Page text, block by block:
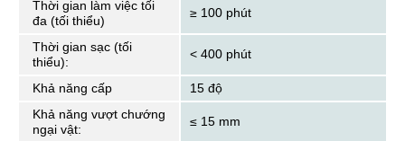
Thời gian làm việc tối
đa (tối thiểu)
≥ 100 phút
Thời gian sạc (tối
thiểu):
< 400 phút
Khả năng cấp
15 độ
Khả năng vượt chướng
ngại vật:
≤ 15 mm